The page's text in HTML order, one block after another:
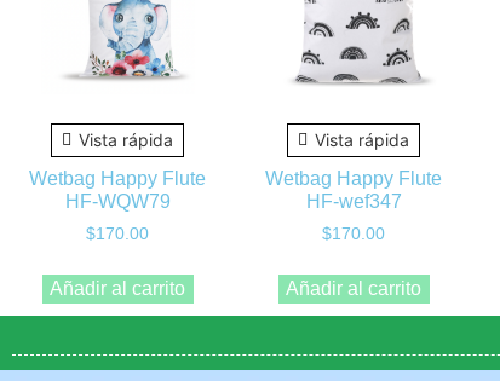
Vista rápida
Wetbag Happy Flute
HF-WQW79
$170.00
Añadir al carrito
Vista rápida
Wetbag Happy Flute
HF-wef347
$170.00
Añadir al carrito